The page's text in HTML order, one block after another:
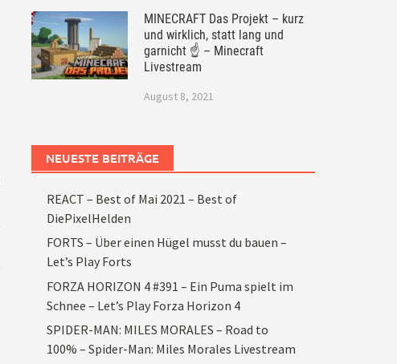
MINECRAFT Das Projekt – kurz
und wirklich, statt lang und
garnicht ☝ – Minecraft
Livestream
August 8, 2021
NEUESTE BEITRÄGE
REACT – Best of Mai 2021 – Best of
DiePixelHelden
FORTS – Über einen Hügel musst du bauen –
Let’s Play Forts
FORZA HORIZON 4 #391 – Ein Puma spielt im
Schnee – Let’s Play Forza Horizon 4
SPIDER-MAN: MILES MORALES – Road to
100% – Spider-Man: Miles Morales Livestream